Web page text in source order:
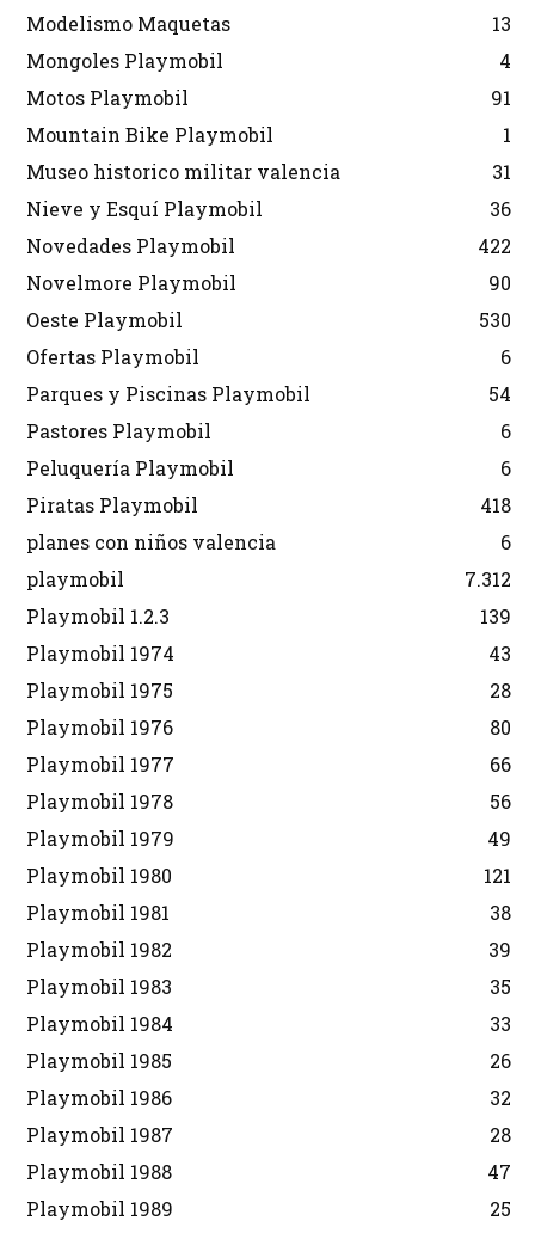
Modelismo Maquetas
13
Mongoles Playmobil
4
Motos Playmobil
91
Mountain Bike Playmobil
1
Museo historico militar valencia
31
Nieve y Esquí Playmobil
36
Novedades Playmobil
422
Novelmore Playmobil
90
Oeste Playmobil
530
Ofertas Playmobil
6
Parques y Piscinas Playmobil
54
Pastores Playmobil
6
Peluquería Playmobil
6
Piratas Playmobil
418
planes con niños valencia
6
playmobil
7.312
Playmobil 1.2.3
139
Playmobil 1974
43
Playmobil 1975
28
Playmobil 1976
80
Playmobil 1977
66
Playmobil 1978
56
Playmobil 1979
49
Playmobil 1980
121
Playmobil 1981
38
Playmobil 1982
39
Playmobil 1983
35
Playmobil 1984
33
Playmobil 1985
26
Playmobil 1986
32
Playmobil 1987
28
Playmobil 1988
47
Playmobil 1989
25